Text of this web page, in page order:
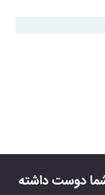
دوست داشته